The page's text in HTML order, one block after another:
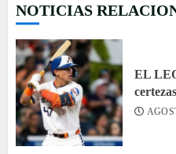
NOTICIAS
EL